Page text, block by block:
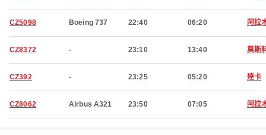
CZ5098 Boeing 737 22:40 06:20 阿拉
CZ8372 - 23:10 13:40 莫斯
CZ392 - 23:25 05:20 達卡
CZ8062 Airbus A321 23:50 07:05 阿拉